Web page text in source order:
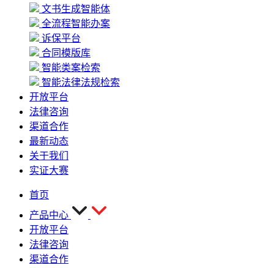
文书生成智能体
全流程智能办案
诉保平台
合同模版库
智能类案检索
智能法律法规检索
开放平台
法律咨询
渠道合作
最新动态
关于我们
实证大赛
首页
产品中心
开放平台
法律咨询
渠道合作